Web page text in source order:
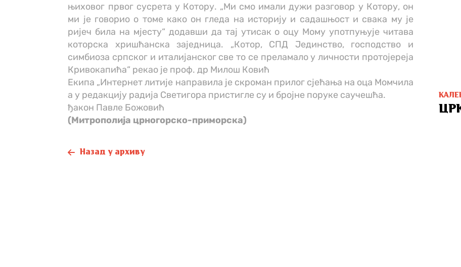
њиховог првог сусрета у Котору. „Ми смо имали дужи разговор у Котору, он
ми је говорио о томе како он гледа на историју и садашњост и свака му је
ријеч била на мјесту“ додавши да тај утисак о оцу Мому употпуњује читава
которска хришћанска заједница. „Котор, СПД Јединство, господство и
симбиоза српског и италијанског све то се преламало у личности протојереја
Кривокапића“ рекао је проф. др Милош Ковић
Екипа „Интернет литије направила је скроман прилог сјећања на оца Момчила
а у редакцију радија Светигора пристигле су и бројне поруке саучешћа.
ђакон Павле Божовић
(Митрополија црногорско-приморска)
Назад у архиву